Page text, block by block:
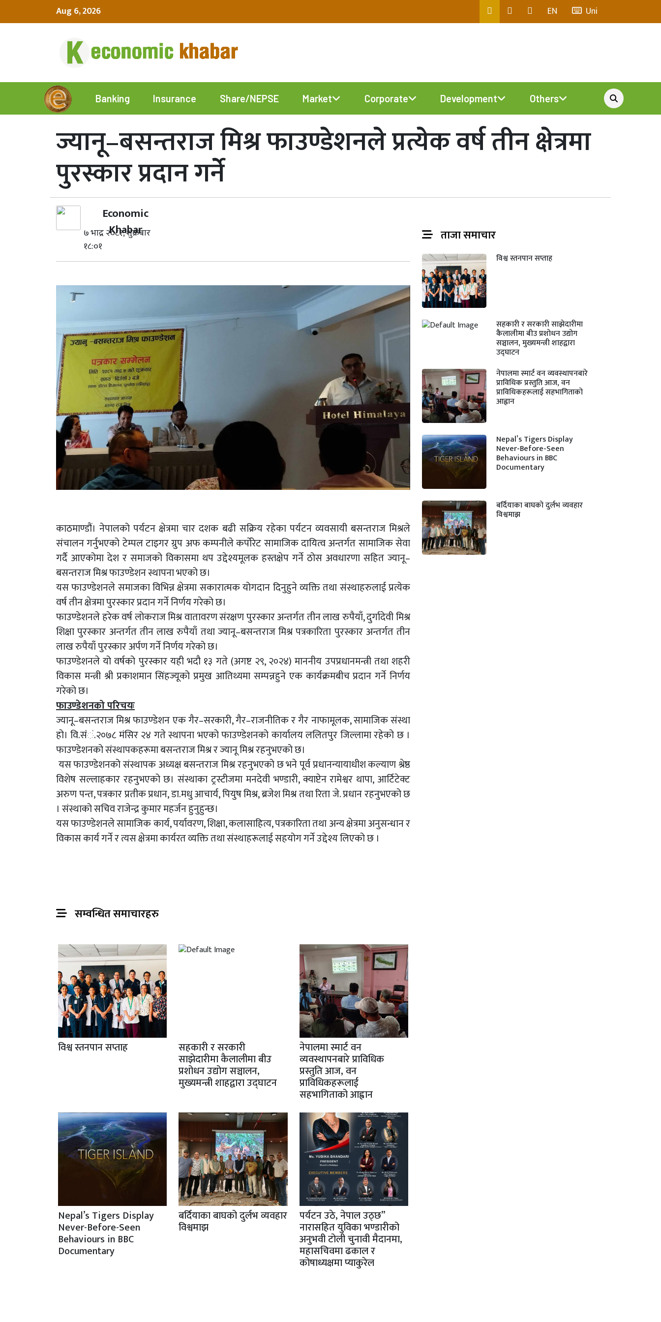
Aug 6, 2026 EN Uni
Banking Insurance Share/NEPSE Market Corporate Development Others
ज्यानू–बसन्तराज मिश्र फाउण्डेशनले प्रत्येक वर्ष तीन क्षेत्रमा
पुरस्कार प्रदान गर्ने
Economic
Khabar
७ भाद्र २०८१, शुक्रबार
१८:०१
काठमाण्डौं। नेपालको पर्यटन क्षेत्रमा चार दशक बढी सक्रिय रहेका पर्यटन व्यवसायी बसन्तराज मिश्रले
संचालन गर्नुभएको टेम्पल टाइगर ग्रुप अफ कम्पनीले कर्पोरेट सामाजिक दायित्व अन्तर्गत सामाजिक सेवा
गर्दै आएकोमा देश र समाजको विकासमा थप उद्देश्यमूलक हस्तक्षेप गर्ने ठोस अवधारणा सहित ज्यानू–
बसन्तराज मिश्र फाउण्डेशन स्थापना भएको छ।
यस फाउण्डेशनले समाजका विभिन्न क्षेत्रमा सकारात्मक योगदान दिनुहुने व्यक्ति तथा संस्थाहरुलाई प्रत्येक
वर्ष तीन क्षेत्रमा पुरस्कार प्रदान गर्ने निर्णय गरेको छ।
फाउण्डेशनले हरेक वर्ष लोकराज मिश्र वातावरण संरक्षण पुरस्कार अन्तर्गत तीन लाख रुपैयाँ, दुर्गादेवी मिश्र
शिक्षा पुरस्कार अन्तर्गत तीन लाख रुपैयाँ तथा ज्यानू–बसन्तराज मिश्र पत्रकारिता पुरस्कार अन्तर्गत तीन
लाख रुपैयाँ पुरस्कार अर्पण गर्ने निर्णय गरेको छ।
फाउण्डेशनले यो वर्षको पुरस्कार यही भदौ १३ गते (अगष्ट २९, २०२४) माननीय उपप्रधानमन्त्री तथा शहरी
विकास मन्त्री श्री प्रकाशमान सिंहज्यूको प्रमुख आतिथ्यमा सम्पन्नहुने एक कार्यक्रमबीच प्रदान गर्ने निर्णय
गरेको छ।
फाउण्डेशनको परिचयः
ज्यानू–बसन्तराज मिश्र फाउण्डेशन एक गैर–सरकारी, गैर–राजनीतिक र गैर नाफामूलक, सामाजिक संस्था
हो। वि.संंं.२०७८ मंसिर २४ गते स्थापना भएको फाउण्डेशनको कार्यालय ललितपुर जिल्लामा रहेको छ ।
फाउण्डेशनको संस्थापकहरूमा बसन्तराज मिश्र र ज्यानू मिश्र रहनुभएको छ।
यस फाउण्डेशनको संस्थापक अध्यक्ष बसन्तराज मिश्र रहनुभएको छ भने पूर्व प्रधानन्यायाधीश कल्याण श्रेष्ठ
विशेष सल्लाहकार रहनुभएको छ। संस्थाका ट्रस्टीजमा मनदेवी भण्डारी, क्याप्टेन रामेश्वर थापा, आर्टिटेक्ट
अरुण पन्त, पत्रकार प्रतीक प्रधान, डा.मधु आचार्य, पियुष मिश्र, ब्रजेश मिश्र तथा रिता जे. प्रधान रहनुभएको छ
। संस्थाको सचिव राजेन्द्र कुमार महर्जन हुनुहुन्छ।
यस फाउण्डेशनले सामाजिक कार्य, पर्यावरण, शिक्षा, कलासाहित्य, पत्रकारिता तथा अन्य क्षेत्रमा अनुसन्धान र
विकास कार्य गर्ने र त्यस क्षेत्रमा कार्यरत व्यक्ति तथा संस्थाहरूलाई सहयोग गर्ने उद्देश्य लिएको छ ।
सम्वन्धित समाचारहरु
विश्व स्तनपान सप्ताह सहकारी र सरकारी
साझेदारीमा कैलालीमा बीउ
प्रशोधन उद्योग सञ्चालन,
मुख्यमन्त्री शाहद्वारा उद्घाटन
नेपालमा स्मार्ट वन
व्यवस्थापनबारे प्राविधिक
प्रस्तुति आज, वन
प्राविधिकहरूलाई
सहभागिताको आह्वान
Nepal’s Tigers Display
Never-Before-Seen
Behaviours in BBC
Documentary
बर्दियाका बाघको दुर्लभ व्यवहार
विश्वमाझ
पर्यटन उठे, नेपाल उठ्छ”
नारासहित युविका भण्डारीको
अनुभवी टोली चुनावी मैदानमा,
महासचिवमा ढकाल र
कोषाध्यक्षमा प्याकुरेल
ताजा समाचार
विश्व स्तनपान सप्ताह
सहकारी र सरकारी साझेदारीमा
कैलालीमा बीउ प्रशोधन उद्योग
सञ्चालन, मुख्यमन्त्री शाहद्वारा
उद्घाटन
नेपालमा स्मार्ट वन व्यवस्थापनबारे
प्राविधिक प्रस्तुति आज, वन
प्राविधिकहरूलाई सहभागिताको
आह्वान
Nepal’s Tigers Display
Never-Before-Seen
Behaviours in BBC
Documentary
बर्दियाका बाघको दुर्लभ व्यवहार
विश्वमाझ